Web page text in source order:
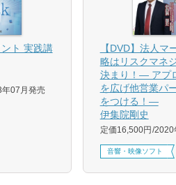
ト 実践講
07月発売
【DVD】法人マ
略はリスクマネ
決まり！― アプ
を広げ他営業パ
をつける！―
伊集院剛史
定価16,500円 2020
音響・映像ソフト